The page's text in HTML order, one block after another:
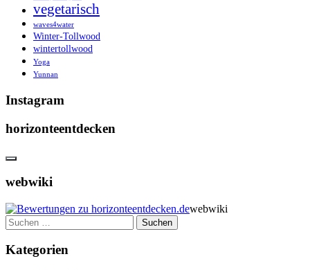
vegetarisch
waves4water
Winter-Tollwood
wintertollwood
Yoga
Yunnan
Instagram
horizonteentdecken
webwiki
webwiki
Suchen
nach:
Kategorien